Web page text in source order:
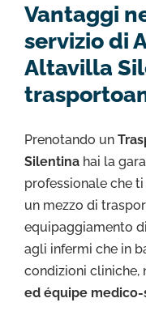
Vantaggi
servizio di
Altavilla
Prenotando un
Silentina hai la
professionale che
un mezzo di
equipaggiamento
agli infermi che in
condizioni cliniche,
ed équipe medico-